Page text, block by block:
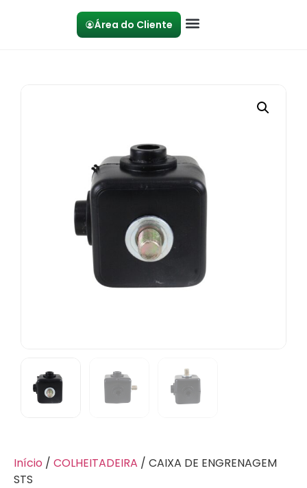
Área do Cliente
Início / COLHEITADEIRA / CAIXA DE ENGRENAGEM
STS